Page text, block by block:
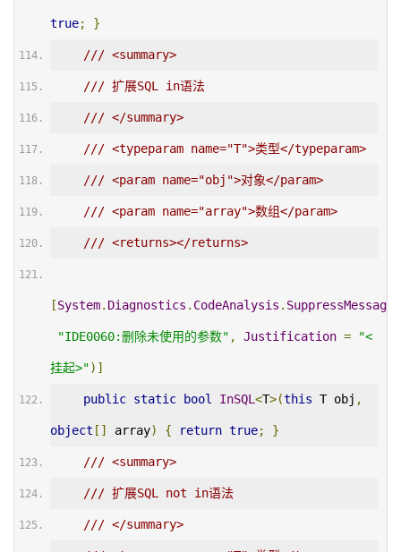
true; }
/// <summary>
/// 扩展SQL in语法
/// </summary>
/// <typeparam name="T">类型</typeparam>
/// <param name="obj">对象</param>
/// <param name="array">数组</param>
/// <returns></returns>
[System. Diagnostics . CodeAnalysis . SuppressMessage
"IDE0060:删除未使用的参数" , Justification = "<
挂起>")]
public static bool InSQL <T>(this T obj ,
object [] array) { return true; }
/// <summary>
/// 扩展SQL not in语法
/// </summary>